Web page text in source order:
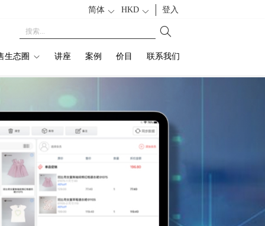
登入
HKD
简体
生态圈 讲座 案例 价目 联系我们